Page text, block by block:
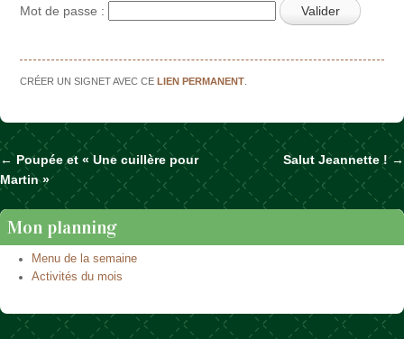
Mot de passe :
CRÉER UN SIGNET AVEC CELIEN PERMANENT
Naviguer dans les articles
←Poupée et « Une cuillère pour
Martin »
Salut Jeannette !→
Mon planning
Menu de la semaine
Activités du mois